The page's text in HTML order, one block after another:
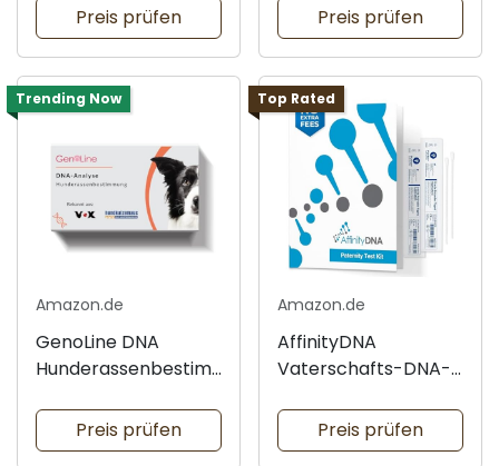
Preis prüfen
Preis prüfen
Trending Now
Amazon.de
GenoLine DNA
Hunderassenbestim
Preis prüfen
Top Rated
Amazon.de
AffinityDNA
Vaterschafts-DNA-
Preis prüfen